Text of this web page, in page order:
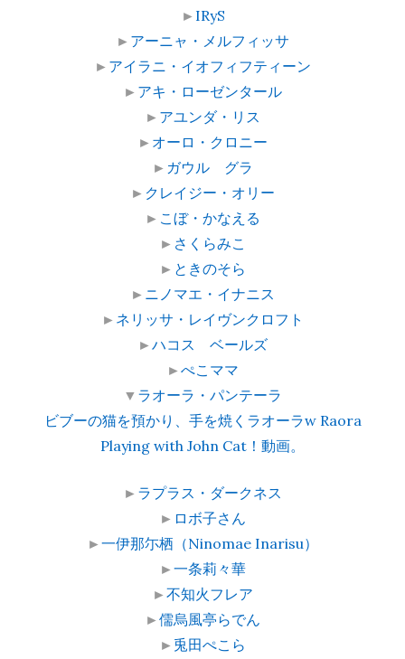
► IRyS
► アーニャ・メルフィッサ
► アイラニ・イオフィフティーン
► アキ・ローゼンタール
► アユンダ・リス
► オーロ・クロニー
► ガウル グラ
► クレイジー・オリー
► こぼ・かなえる
► さくらみこ
► ときのそら
► ニノマエ・イナニス
► ネリッサ・レイヴンクロフト
►ハコス ベールズ
►ぺこママ
▼ ラオーラ・パンテーラ
ビブーの猫を預かり、手を焼くラオーラw Raora
Playing with John Cat！動画。
► ラプラス・ダークネス
► ロボ子さん
►一伊那尓栖（Ninomae Inarisu）
►一条莉々華
►不知火フレア
►儒烏風亭らでん
► 兎田ぺこら